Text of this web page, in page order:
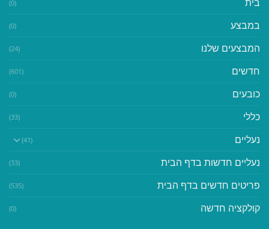
(0)
במבצע (0)
המבצעים שלנו (24)
חדשים (601)
כובעים (0)
כללי (33)
נעליים (41)
נעליים חדשות בדף הבית (33)
פריטים חדשים בדף הבית (535)
קולקציה חדשה (0)